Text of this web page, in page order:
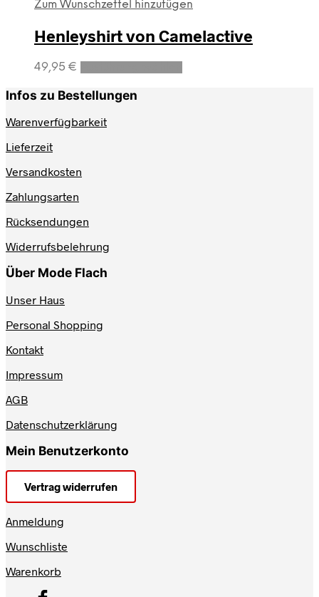
Zum Wunschzettel hinzufügen
Henleyshirt von Camelactive
49,95 €
Dieses
Infos zu Bestellungen
Warenverfügbarkeit
Lieferzeit
Versandkosten
Zahlungsarten
Rücksendungen
Widerrufsbelehrung
Über Mode Flach
Unser Haus
Personal Shopping
Kontakt
Impressum
AGB
Datenschutzerklärung
Mein Benutzerkonto
Vertrag widerrufen
Anmeldung
Wunschliste
Warenkorb